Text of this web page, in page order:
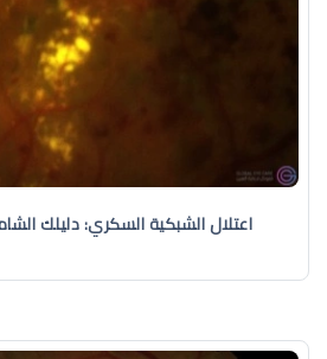
اعتلال الشبكية السكري: دليلك